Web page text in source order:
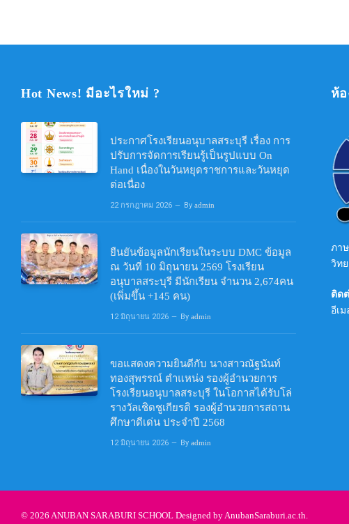
Hot News! มีอะไรใหม่ ?
ประกาศโรงเรียนอนุบาลสระบุรี เรื่อง การ
ปรับการจัดการเรียนรู้เป็นรูปแบบ On
Hand เนื่องในวันหยุดราชการและวันหยุด
ต่อเนื่อง
22 กรกฎาคม 2026 By admin
ยืนยันข้อมูลนักเรียนในระบบ DMC ข้อมูล
ณ วันที่ 10 มิถุนายน 2569 โรงเรียน
อนุบาลสระบุรี มีนักเรียน จำนวน 2,674คน
(เพิ่มขึ้น +145 คน)
12 มิถุนายน 2026 By admin
ขอแสดงความยินดีกับ นางสาวณัฐนันท์
ทองสุพรรณ์ ตำแหน่ง รองผู้อำนวยการ
โรงเรียนอนุบาลสระบุรี ในโอกาสได้รับโล่
รางวัลเชิดชูเกียรติ รองผู้อำนวยการสถาน
ศึกษาดีเด่น ประจำปี 2568
12 มิถุนายน 2026 By admin
ห้อ
ภา
วิท
ติด
อีเ
© 2026 ANUBAN SARABURI SCHOOL Designed byAnubanSaraburi.ac.th.